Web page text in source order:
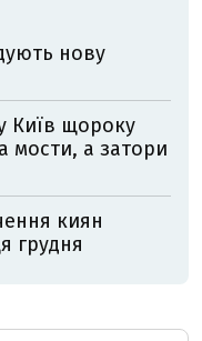
нову
Київ щороку
мости, а затори
киян
грудня